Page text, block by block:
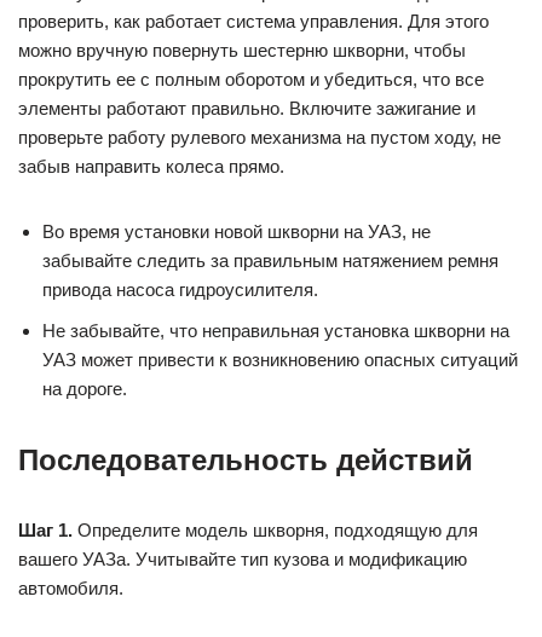
проверить, как работает система управления. Для этого
можно вручную повернуть шестерню шкворни, чтобы
прокрутить ее с полным оборотом и убедиться, что все
элементы работают правильно. Включите зажигание и
проверьте работу рулевого механизма на пустом ходу, не
забыв направить колеса прямо.
Во время установки новой шкворни на УАЗ, не
забывайте следить за правильным натяжением ремня
привода насоса гидроусилителя.
Не забывайте, что неправильная установка шкворни на
УАЗ может привести к возникновению опасных ситуаций
на дороге.
Последовательность действий
Шаг 1. Определите модель шкворня, подходящую для
вашего УАЗа. Учитывайте тип кузова и модификацию
автомобиля.